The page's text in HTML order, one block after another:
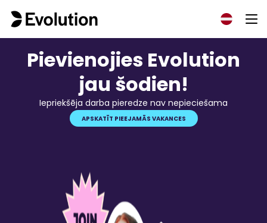
Pievienojies Evolution
jau šodien!
Iepriekšēja darba pieredze nav nepieciešama
APSKATĪT PIEEJAMĀS VAKANCES